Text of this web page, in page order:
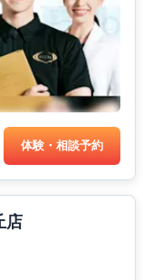
体験・相談予約
店